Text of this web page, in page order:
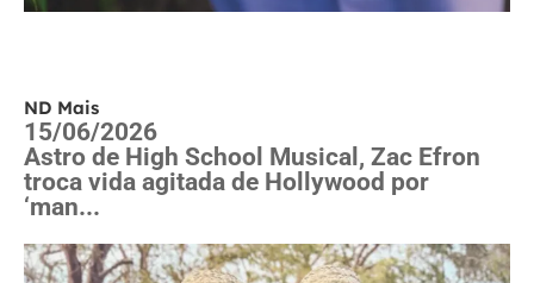
ND Mais
15/06/2026
Astro de High School Musical, Zac Efron
troca vida agitada de Hollywood por
‘man...